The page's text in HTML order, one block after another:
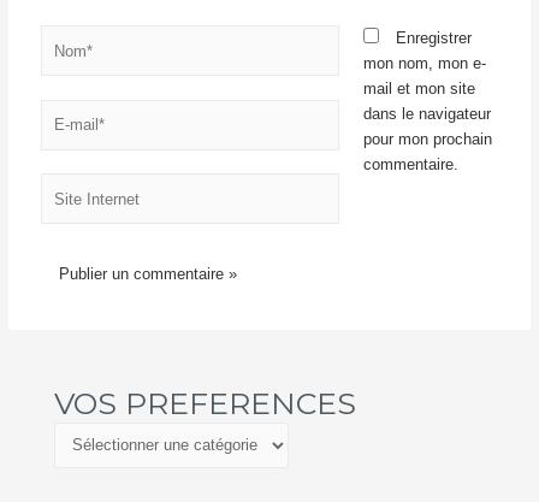
Enregistrer
mon nom, mon e-
mail et mon site
dans le navigateur
pour mon prochain
commentaire.
VOS PREFERENCES